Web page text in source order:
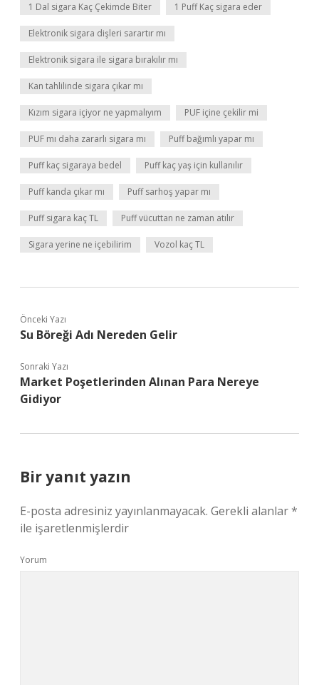
1 Dal sigara Kaç Çekimde Biter 1 Puff Kaç sigara eder
Elektronik sigara dişleri sarartır mı
Elektronik sigara ile sigara bırakılır mı
Kan tahlilinde sigara çıkar mı
Kızım sigara içiyor ne yapmalıyım PUF içine çekilir mi
PUF mı daha zararlı sigara mı Puff bağımlı yapar mı
Puff kaç sigaraya bedel Puff kaç yaş için kullanılır
Puff kanda çıkar mı Puff sarhoş yapar mı
Puff sigara kaç TL Puff vücuttan ne zaman atılır
Sigara yerine ne içebilirim Vozol kaç TL
Önceki Yazı
Su Böreği Adı Nereden Gelir
Sonraki Yazı
Market Poşetlerinden Alınan Para Nereye
Gidiyor
Bir yanıt yazın
E-posta adresiniz yayınlanmayacak. Gerekli alanlar*
ile işaretlenmişlerdir
Yorum